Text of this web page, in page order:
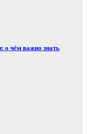
о чём важно знать